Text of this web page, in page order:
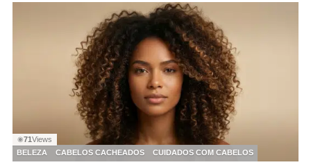
◉71Views
BELEZA
CABELOS CACHEADOS CUIDADOS COM CABELOS